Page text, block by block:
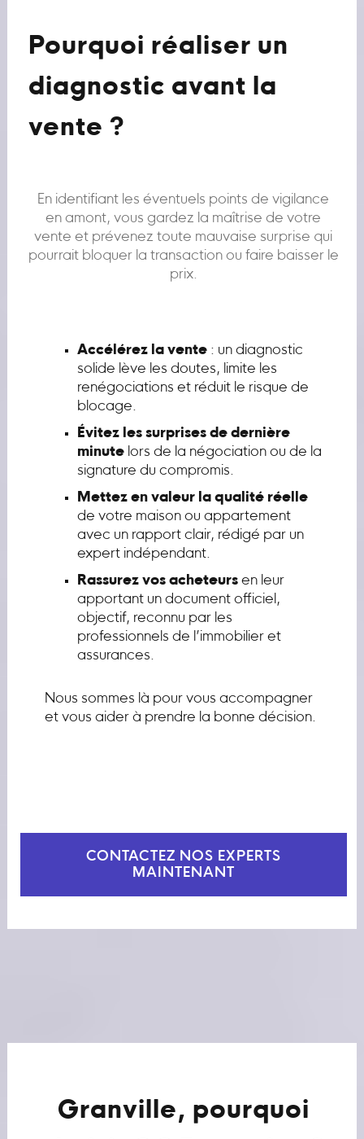
Pourquoi réaliser un
diagnostic avant la
vente ?
En identifiant les éventuels points de vigilance
en amont, vous gardez la maîtrise de votre
vente et prévenez toute mauvaise surprise qui
pourrait bloquer la transaction ou faire baisser le
prix.
Accélérez la vente: un diagnostic
solide lève les doutes, limite les
renégociations et réduit le risque de
blocage.
Évitez les surprises de dernière
minutelors de la négociation ou de la
signature du compromis.
Mettez en valeur la qualité réelle
de votre maison ou appartement
avec un rapport clair, rédigé par un
expert indépendant.
Rassurez vos acheteursen leur
apportant un document officiel,
objectif, reconnu par les
professionnels de l’immobilier et
assurances.
Nous sommes là pour vous accompagner
et vous aider à prendre la bonne décision.
CONTACTEZ NOS EXPERTS
MAINTENANT
Granville, pourquoi